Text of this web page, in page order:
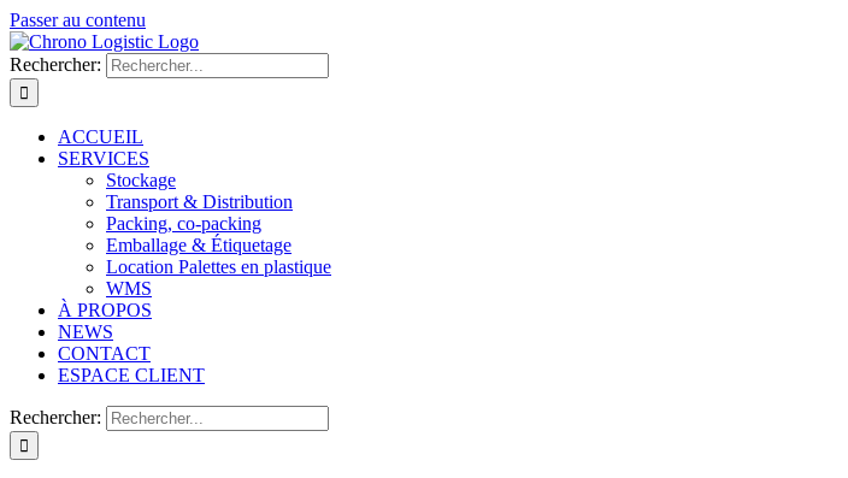
Passer au contenu
Rechercher:
ACCUEIL
SERVICES
Stockage
Transport & Distribution
Packing, co-packing
Emballage & Étiquetage
Location Palettes en plastique
WMS
À PROPOS
NEWS
CONTACT
ESPACE CLIENT
Rechercher: